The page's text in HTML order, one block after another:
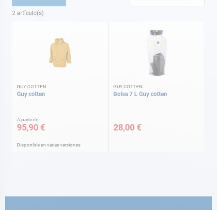
2 artículo(s)
GUY COTTEN
Guy cotten
A partir de
95,90 €
Disponible en varias versiones
GUY COTTEN
Bolsa 7 L Guy cotten
28,00 €